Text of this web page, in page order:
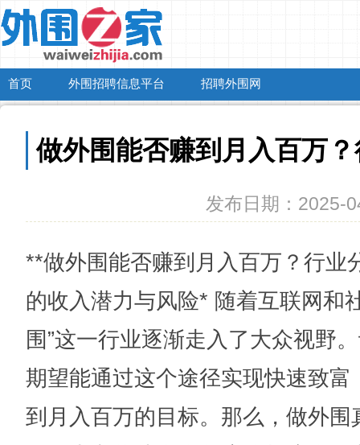
首页 外围招聘信息平台 招聘外围网
做外围能否赚到月入百万
发布日期：2025-
**做外围能否赚到月入百万？行业
的收入潜力与风险* 随着互联网和
围”这一行业逐渐走入了大众视野
期望能通过这个途径实现快速致
到月入百万的目标。那么，做外